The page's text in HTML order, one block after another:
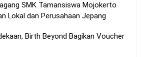
SMK Tamansiswa Mojokerto
Lokal dan Perusahaan Jepang
Birth Beyond Bagikan Voucher